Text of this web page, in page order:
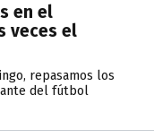
en el
veces el
repasamos los
del fútbol